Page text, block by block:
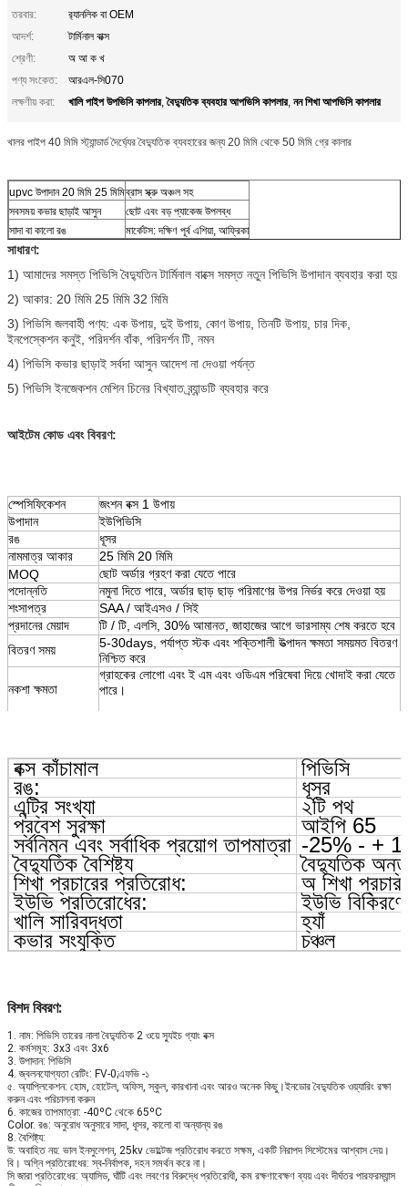
তরবার:
র‌্যানলিক বা OEM
আদর্শ:
টার্মিনাল বাক্স
শ্রেণী:
অ আ ক খ
পণ্য সংকেত:
আরএল-সি070
লক্ষণীয় করা:
খালি পাইপ উপভিসি কাপলার,বৈদ্যুতিক ব্যবহার আপভিসি কাপলার, নন শিখা আপভিসি কাপলার
খালর পাইপ 40 মিমি স্ট্যান্ডার্ড দৈর্ঘ্যের বৈদ্যুতিক ব্যবহারের জন্য 20 মিমি থেকে 50 মিমি গ্রে কালার
upvc উপাদান 20 মিমি 25 মিমিব্রাস স্ক্রু অঞ্চল সহ
সবসময় কভার ছাড়াই আসুন
ছোট এবং বড় প্যাকেজ উপলব্ধ
সাদা বা কালো রঙ
মার্কেটস: দক্ষিণ পূর্ব এশিয়া, আফ্রিকা
সাধারণ:
1) আমাদের সমস্ত পিভিসি বৈদ্যুতিন টার্মিনাল বাক্সে সমস্ত নতুন পিভিসি উপাদান ব্যবহার করা হয়
2) আকার: 20 মিমি 25 মিমি 32 মিমি
3) পিভিসি জলবাহী পণ্য: এক উপায়, দুই উপায়, কোণ উপায়, তিনটি উপায়, চার দিক,
ইনপেস্কেশন কনুই, পরিদর্শন বাঁক, পরিদর্শন টি, নমন
4) পিভিসি কভার ছাড়াই সর্বদা আসুন আদেশ না দেওয়া পর্যন্ত
5) পিভিসি ইনজেকশন মেশিন চিনের বিখ্যাত ব্র্যান্ডটি ব্যবহার করে
আইটেম কোড এবং বিবরণ:
স্পেসিফিকেশন
জংশন বক্স 1 উপায়
উপাদান
ইউপিভিসি
রঙ
ধূসর
নামমাত্র আকার
25 মিমি 20 মিমি
MOQ
ছোট অর্ডার গ্রহণ করা যেতে পারে
পদোন্নতি
নমুনা দিতে পারে, অর্ডার ছাড় ছাড় পরিমাণের উপর নির্ভর করে দেওয়া হয়
শংসাপত্র
SAA / আইএসও / সিই
প্রদানের মেয়াদ
টি / টি, এলসি, 30% আমানত, জাহাজের আগে ভারসাম্য শেষ করতে হবে
বিতরণ সময়
5-30days, পর্যাপ্ত স্টক এবং শক্তিশালী উত্পাদন ক্ষমতা সময়মত বিতরণ
নিশ্চিত করে
নকশা ক্ষমতা
গ্রাহকের লোগো এবং ই এম এবং ওডিএম পরিষেবা দিয়ে খোদাই করা যেতে
পারে।
বক্স কাঁচামাল পিভিসি
রঙ: ধূসর
এন্ট্রি সংখ্যা ২টি পথ
প্রবেশ সুরক্ষা আইপি 65
সর্বনিম্ন এবং সর্বাধিক প্রয়োগ তাপমাত্রা -25% - +
বৈদ্যুতিক বৈশিষ্ট্য বৈদ্যুতিক
শিখা প্রচারের প্রতিরোধ: অ শিখা
ইউভি প্রতিরোধের: ইউভি
খালি সারিবদ্ধতা হ্যাঁ
কভার সংযুক্তি চঞ্চল
বিশদ বিবরণ:
1. নাম: পিভিসি তারের নালা বৈদ্যুতিক 2 ওয়ে স্যুইচ গ্যাং বক্স
2. কর্মসমূহ: 3x3 এবং 3x6
3. উপাদান: পিভিসি
4. জ্বলনযোগ্যতা রেটিং: FV-0;এফভি -১
৫. অ্যাপ্লিকেশন: হোম, হোটেল, অফিস, স্কুল, কারখানা এবং আরও অনেক কিছু।ইনডোর বৈদ্যুতিক ওয়্যারিং রক্ষা
করুন এবং পরিচালনা করুন
6. কাজের তাপমাত্রা: -40ºC থেকে 65ºC
Color. রঙ: অনুরোধ অনুসারে সাদা, ধূসর, কালো বা অন্যান্য রঙ
8. বৈশিষ্ট্য:
উ: অবাহিত নয়: ভাল ইনসুলেশন, 25kv ভোল্টেজ প্রতিরোধ করতে সক্ষম, একটি নিরাপদ সিস্টেমের আশ্বাস দেয়।
বি। অগ্নি প্রতিরোধের: স্ব-নির্বাপক, দহন সমর্থন করে না।
সি জারা প্রতিরোধের: অ্যাসিড, ঘাঁটি এবং লবণের বিরুদ্ধে প্রতিরোধী, কম রক্ষণাবেক্ষণ ব্যয় এবং দীর্ঘতর পারফরম্যান্স